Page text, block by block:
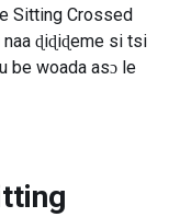
Sitting Crossed
ɖiɖiɖeme si tsi
be woada asɔ le